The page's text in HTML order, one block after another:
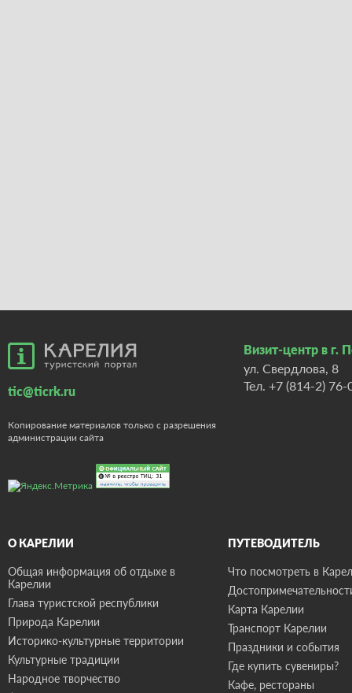
tic@ticrk.ru
Копирование материалов только с разрешения
администрации сайта
Визит-центр в г.
ул. Свердлова, 8
Тел. +7 (814-2) 76-
О КАРЕЛИИ
Общая информация об отдыхе в
Карелии
Глава туристской республики
Природа Карелии
Историко-культурные территории
Культурные традиции
Народное творчество
ПУТЕВОДИТЕЛЬ
Что посмотреть в
Карта Карелии
Транспорт Карелии
Праздники и события
Где купить сувениры?
Кафе, рестораны